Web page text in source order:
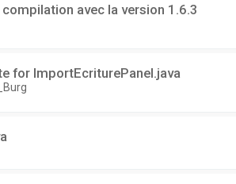
avec la version 1.6.3
for ImportEcriturePanel.java